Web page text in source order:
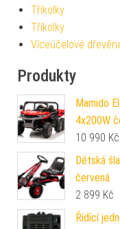
Tříkolky
Tříkolky
Víceúčelové
Produkty
Mamido
4x200W
10 990 Kč
Dětská
červená
2 899 Kč
Řídící